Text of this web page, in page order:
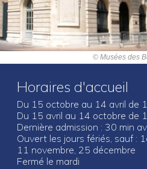
© Musées des
Horaires d'accueil
Du 15 octobre au 14 avril de
Du 15 avril au 14 octobre de
Dernière admission : 30 min
Ouvert les jours fériés, sauf :
11 novembre, 25 décembre
Fermé le mardi